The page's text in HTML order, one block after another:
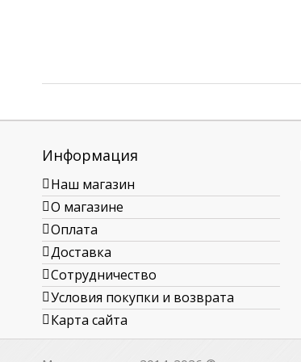
Информация
Наш магазин
О магазине
Оплата
Доставка
Сотрудничество
Условия покупки и возврата
Карта сайта